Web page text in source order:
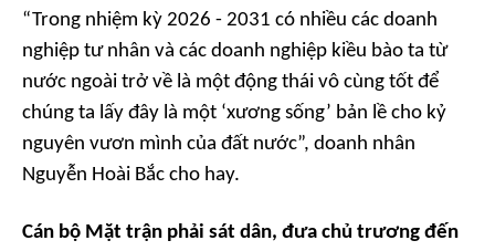
“Trong nhiệm kỳ 2026 - 2031 có nhiều các doanh
nghiệp tư nhân và các doanh nghiệp kiều bào ta từ
nước ngoài trở về là một động thái vô cùng tốt để
chúng ta lấy đây là một ‘xương sống’ bản lề cho kỷ
nguyên vươn mình của đất nước”, doanh nhân
Nguyễn Hoài Bắc cho hay.
Cán bộ Mặt trận phải sát dân, đưa chủ trương đến